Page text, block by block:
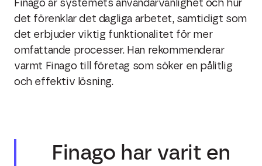
Finago är systemets användarvänlighet och hur
det förenklar det dagliga arbetet, samtidigt som
det erbjuder viktig funktionalitet för mer
omfattande processer. Han rekommenderar
varmt Finago till företag som söker en pålitlig
och effektiv lösning.
Finago har varit en